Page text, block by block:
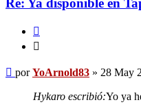
Mensaje
porYoArnold83 » 28 May
Hykaro escribió:Yo ya